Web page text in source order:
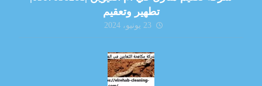
تطهير وتعقيم
23 يونيو، 2024